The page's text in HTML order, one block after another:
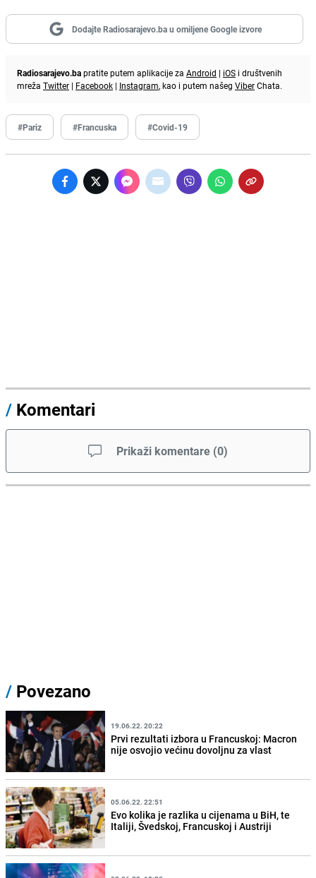
Dodajte Radiosarajevo.ba u omiljene Google izvore
Radiosarajevo.bapratite putem aplikacije za Android | iOS i društvenih
mreža Twitter | Facebook | Instagram, kao i putem našeg ViberChata.
#Pariz #Francuska #Covid-19
/ Komentari
Prikaži komentare (0)
/ Povezano
19.06.22. 20:22
Prvi rezultati izbora u Francuskoj: Macron
nije osvojio većinu dovoljnu za vlast
05.06.22. 22:51
Evo kolika je razlika u cijenama u BiH, te
Italiji, Švedskoj, Francuskoj i Austriji